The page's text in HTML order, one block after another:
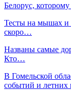
Белорус,
Тесты на мышах и
скоро…
Названы самые
Кто…
В Гомельской
событий и летних